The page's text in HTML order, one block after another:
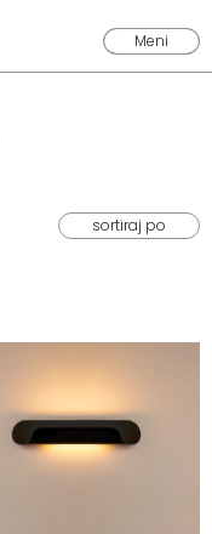
Meni